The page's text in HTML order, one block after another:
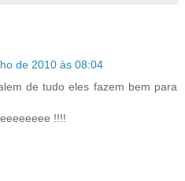
de 2010 às 08:04
de tudo eles fazem bem para
!!!!